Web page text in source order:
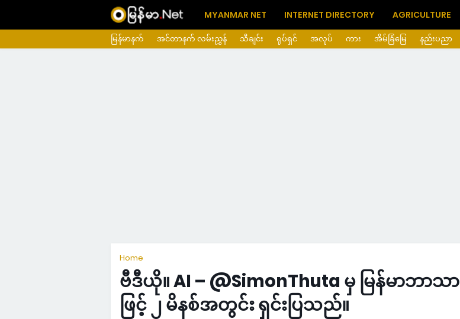
MYANMAR NET INTERNET DIRECTORY AGRICULTURE
မြန်မာနက် အင်တာနက် လမ်းညွှန် သီချင်း ရုပ်ရှင် အလုပ် ကား အိမ်ခြံမြေ နည်းပညာ
Home
ဗီဒီယို။ AI – @SimonThuta မှ မြန်မာဘာသာ
ဖြင့် ၂ မိနစ်အတွင်း ရှင်းပြသည်။